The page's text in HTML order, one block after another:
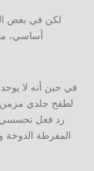
لكن في بعض
أساسي،
في حين أنه لا
لطفح جلدي مزمن
رد فعل تحسسي
المفرطة الدوخة